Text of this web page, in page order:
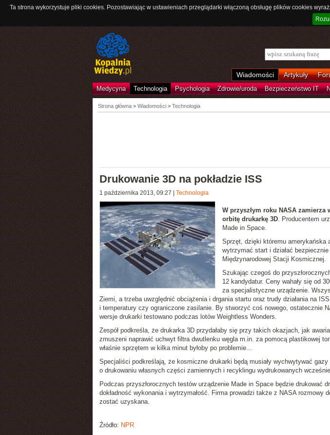
Ta strona wykorzystuje pliki cookies. Pozostawiając w ustawieniach przeglądarki włączoną obsługę plików cookies
Wiadomości Artykuły
Medycyna Technologia Psychologia Zdrowie/uroda Bezpieczeństwo IT
Strona główna> Wiadomości > Technologia
Drukowanie 3D na pokładzie ISS
1 października 2013, 09:27 Technologia
W przyszłym roku NASA zamierza
orbitę drukarkę 3D. Producentem
Made in Space.
Sprzęt, dzięki któremu amerykańska
wytrzymać start i działać
Międzynarodowej Stacji Kosmicznej.
Szukając czegoś do
12 kandydatur. Ceny wahały się od
za specjalistyczne urządzenie.
Ziemi, a trzeba uwzględnić obciążenia i drgania startu oraz trudy działania na
i temperatury czy ograniczone zasilanie. By stworzyć coś nowego, ostatecznie
wersje drukarki testowano podczas lotów Weightless Wonders.
Zespół podkreśla, że drukarka 3D przydałaby się przy takich okazjach, jak
zmuszeni naprawić uchwyt filtra dwutlenku węgla m.in. za pomocą plastikowej
właśnie sprzętem w kilka minut byłoby po problemie...
Specjaliści podkreślają, że kosmiczne drukarki będą musiały wychwytywać
o drukowaniu własnych części zamiennych i recyklingu wydrukowanych
Podczas przyszłorocznych testów urządzenie Made in Space będzie drukować
dokładność wykonania i wytrzymałość. Firma prowadzi także z NASA rozmowy
zostać uzyskana.
Źródło: NPR